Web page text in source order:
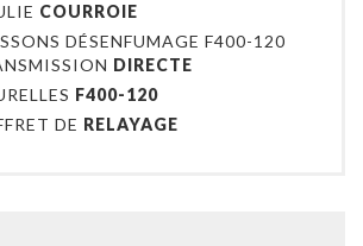
COURROIE
DÉSENFUMAGE F400-120
DIRECTE
F400-120
DE RELAYAGE